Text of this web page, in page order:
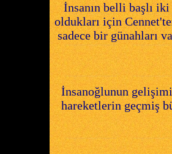
İnsanın belli başlı iki
oldukları için
sadece bir günahları
İnsanoğlunun
hareketlerin geçmiş